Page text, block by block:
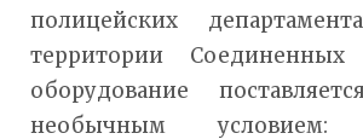
полицейских
территории
оборудование
необычным условием: